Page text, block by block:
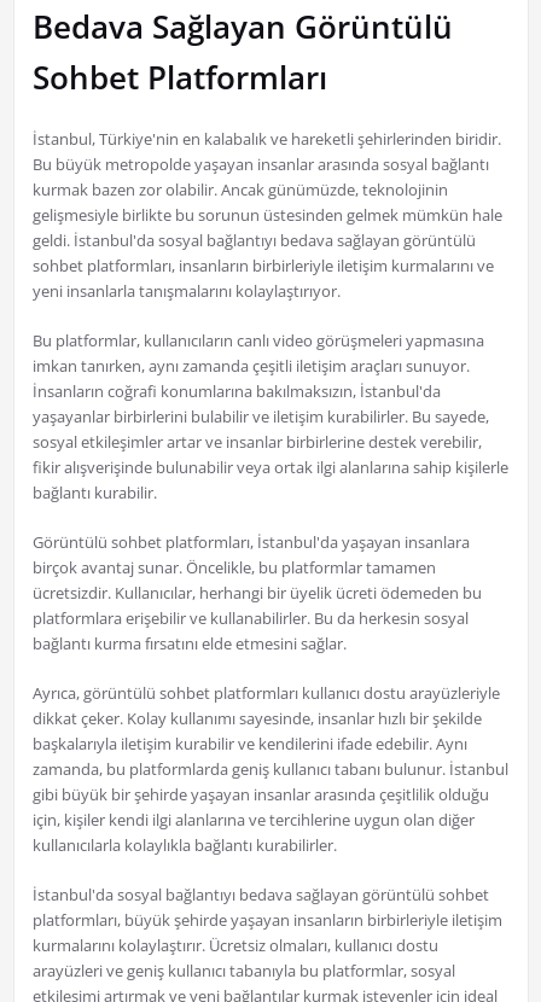
Bedava Sağlayan Görüntülü
Sohbet Platformları
İstanbul, Türkiye'nin en kalabalık ve hareketli şehirlerinden biridir.
Bu büyük metropolde yaşayan insanlar arasında sosyal bağlantı
kurmak bazen zor olabilir. Ancak günümüzde, teknolojinin
gelişmesiyle birlikte bu sorunun üstesinden gelmek mümkün hale
geldi. İstanbul'da sosyal bağlantıyı bedava sağlayan görüntülü
sohbet platformları, insanların birbirleriyle iletişim kurmalarını ve
yeni insanlarla tanışmalarını kolaylaştırıyor.
Bu platformlar, kullanıcıların canlı video görüşmeleri yapmasına
imkan tanırken, aynı zamanda çeşitli iletişim araçları sunuyor.
İnsanların coğrafi konumlarına bakılmaksızın, İstanbul'da
yaşayanlar birbirlerini bulabilir ve iletişim kurabilirler. Bu sayede,
sosyal etkileşimler artar ve insanlar birbirlerine destek verebilir,
fikir alışverişinde bulunabilir veya ortak ilgi alanlarına sahip kişilerle
bağlantı kurabilir.
Görüntülü sohbet platformları, İstanbul'da yaşayan insanlara
birçok avantaj sunar. Öncelikle, bu platformlar tamamen
ücretsizdir. Kullanıcılar, herhangi bir üyelik ücreti ödemeden bu
platformlara erişebilir ve kullanabilirler. Bu da herkesin sosyal
bağlantı kurma fırsatını elde etmesini sağlar.
Ayrıca, görüntülü sohbet platformları kullanıcı dostu arayüzleriyle
dikkat çeker. Kolay kullanımı sayesinde, insanlar hızlı bir şekilde
başkalarıyla iletişim kurabilir ve kendilerini ifade edebilir. Aynı
zamanda, bu platformlarda geniş kullanıcı tabanı bulunur. İstanbul
gibi büyük bir şehirde yaşayan insanlar arasında çeşitlilik olduğu
için, kişiler kendi ilgi alanlarına ve tercihlerine uygun olan diğer
kullanıcılarla kolaylıkla bağlantı kurabilirler.
İstanbul'da sosyal bağlantıyı bedava sağlayan görüntülü sohbet
platformları, büyük şehirde yaşayan insanların birbirleriyle iletişim
kurmalarını kolaylaştırır. Ücretsiz olmaları, kullanıcı dostu
arayüzleri ve geniş kullanıcı tabanıyla bu platformlar, sosyal
etkileşimi artırmak ve yeni bağlantılar kurmak isteyenler için ideal